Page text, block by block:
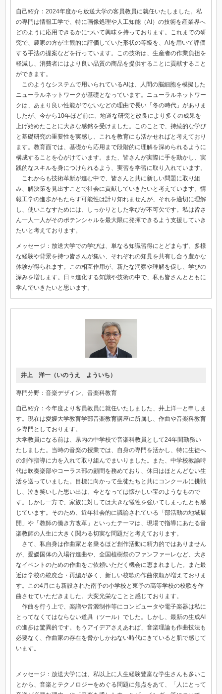
自己紹介：2024年度から放送大学の客員教員に就任いたしました。私
の専門は情報工学で、特に画像処理や人工知能（AI）の技術を産業界へ
どのように応用できるかについて興味を持っております。これまでの研
究で、農家の方が主観的に評価していた形状の等級を、AIを用いて評価
する手法の提案などを行っています。この技術は、生産者の作業負担を
軽減し、消費者にはより良い品質の商品を提供することに貢献すること
ができます。
このようなシステムで用いられているAIは、人間の脳細胞を模擬した
ニューラルネットワークが基礎となっています。ニューラルネットワー
クは、あまり良い性能がでないなどの理由で長い「冬の時代」がありま
したが、今から10年ほど前に、地道な研究と改良により多くの成果を
上げ始めたことに大きな感銘を受けました。このことで、持続的な学び
と基礎研究の重要性を実感し、これを教育にも活かせればと考えており
ます。教育面では、基礎から応用まで段階的に理解を深められるように
構成することを心がけています。また、皆さんが実際に手を動かし、実
践的なスキルを身につけられるよう、実習を学習に取り入れています。
これからも技術革新が進む中で、皆さんと共に新しい問題に取り組
み、解決策を見出すことで社会に貢献していきたいと考えています。情
報工学の進歩がもたらす可能性は計り知れませんが、それを適切に理解
し、使いこなすためには、しっかりとした学びが不可欠です。私は皆さ
ん一人一人がそのポテンシャルを最大限に発揮できるよう支援していき
たいと考えております。
メッセージ：放送大学での学びは、単なる知識習得にとどまらず、多様
な経験や背景を持つ皆さんが集い、それぞれの知見を共有し合う豊かな
体験が得られます。この相互作用が、新たな洞察や理解を促し、学びの
深みを増します。日々進化する知識や技術の中で、私も皆さんとともに
学んでいきたいと思います。
井上 洋一（いのうえ よういち）
専門分野：音楽デザイン、音楽科教育
自己紹介：今年度より客員教員に就任いたしました、井上洋一と申しま
す。現在は愛媛大学教育学部音楽教育講座に所属し、作曲や音楽科教育
を専門としております。
大学教員になる前は、県内の中学校で音楽科教員として24年間勤務い
たしました。当時の音楽の授業では、自身の専門を活かし、特に生徒へ
の創作指導に力を入れて取り組んでまいりました。また、中学校教諭時
代は吹奏楽部やコーラス部の顧問を務めており、休日はほとんどない生
活を送っていました。目標に向かって生徒たちと共にコンクールに挑戦
し、泣き笑いした思い出は、今となっては懐かしい宝のようなもので
す。しかし一方で、家族に対しては大きな犠牲を強いてしまったとも感
じています。そのため、近年社会的に議論されている「部活動の地域展
開」や「教師の働き方改革」といったテーマは、現場で指導にあたる音
楽教師の人生に大きく関わる切実な問題だと考えております。
さて、私自身は作曲家と名乗るほど創作活動に精力的ではありません
が、愛媛国体の入場行進曲や、全国植樹祭のファンファーレなど、大き
なイベントのための作曲をご依頼いただく機会に恵まれました。また最
近は学校の統廃合・再編が多く、新しい校歌の作曲依頼が増えておりま
す。この4月にも新設された南予の小学校と東予の高等学校の校歌を作
曲させていただきました。大変光栄なことと感じております。
作曲を行う上で、楽譜や音源制作等にコンピュータや電子楽器は私に
とってなくてはならない道具（ツール）でした。しかし、最新の生成AI
の進歩は驚異的です。もうアイデアさえあれば、音楽理論も作曲技法も
必要なく、作曲家の存在を脅かしかねない時代にきていると肌で感じて
います。
メッセージ：放送大学には、私以上に人生経験豊富な学生さんも多いこ
とから、音楽とテクノロジーをめぐる問題に焦点をあて、「人にとって